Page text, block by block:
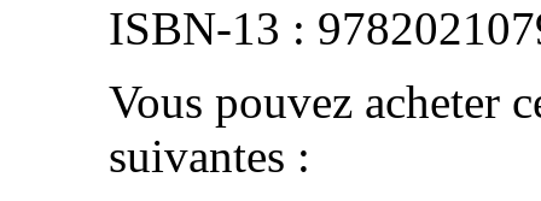
Vous pouvez acheter
suivantes :